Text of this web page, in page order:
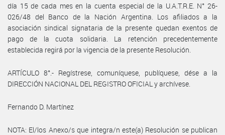
día 15 de cada mes en la cuenta especial de la U.A.T.R.E. N° 26-
026/48 del Banco de la Nación Argentina. Los afiliados a la
asociación sindical signataria de la presente quedan exentos de
pago de la cuota solidaria. La retención precedentemente
establecida regirá por la vigencia de la presente Resolución.
ARTÍCULO 8°.- Regístrese, comuníquese, publíquese, dése a la
DIRECCIÓN NACIONAL DEL REGISTRO OFICIAL y archívese.
Fernando D. Martínez
NOTA: El/los Anexo/s que integra/n este(a) Resolución se publican